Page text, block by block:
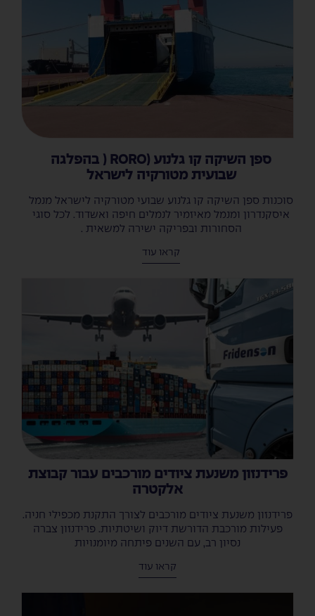
ספן השיקה קו גלנוע (RORO ( בהפלגה
שבועית מטורקיה לישראל
סוכנות ספן השיקה קו גלנוע שבועי מטורקיה לישראל מנמל
איסקנדרון ומנמל מאיזמיר לנמלים חיפה ואשדוד. לכל סוגי
הסחורות ובפריקה ישירה למשאית .
קראו עוד
פרידנזון משנעת ציודים מורכבים עבור קבוצת
אלקטרה
פרידנזון משנעת ציודים מורכבים לצורך התקנת מכפילי חניה.
פעילות מורכבת הדורשת דיוק ושיטתיות. פרידנזון צברה
נסיון רב, עם השנים פיתחה מיומנויות
קראו עוד